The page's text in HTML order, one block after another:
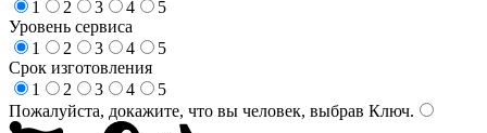
1
2 3 4
5
Уровень сервиса
1
2 3 4
5
Срок изготовления
1
2 3 4
5
Пожалуйста, докажите, что вы человек, выбрав Ключ.